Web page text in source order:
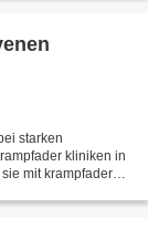
starken
kliniken in
mit krampfadern